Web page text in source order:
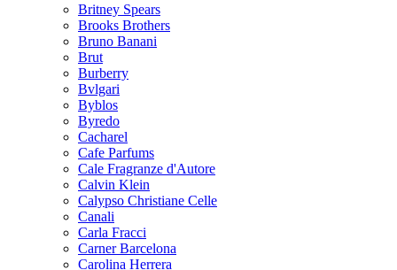
Britney Spears
Brooks Brothers
Bruno Banani
Brut
Burberry
Bvlgari
Byblos
Byredo
Cacharel
Cafe Parfums
Cale Fragranze d'Autore
Calvin Klein
Calypso Christiane Celle
Canali
Carla Fracci
Carner Barcelona
Carolina Herrera